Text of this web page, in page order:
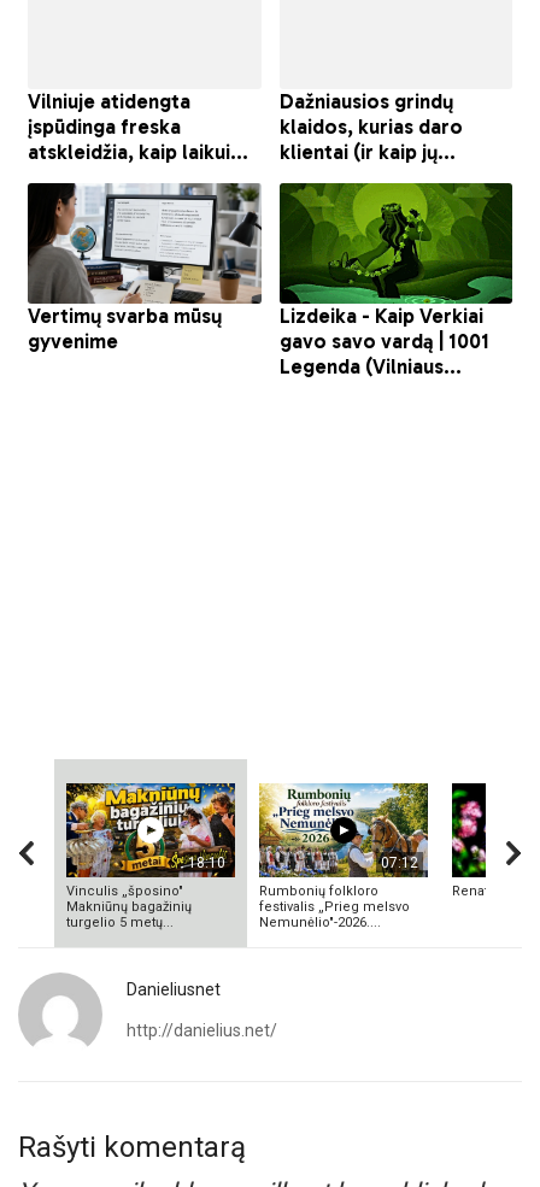
18:10
Vinculis „šposino"
Makniūnų bagažinių
turgelio 5 metų...
07:12
Rumbonių folkloro
festivalis „Prieg melsvo
Nemunėlio"-2026....
Renata
Danieliusnet
http://danielius.net/
Rašyti komentarą